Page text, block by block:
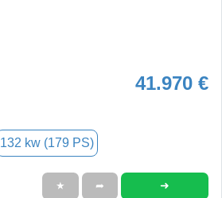
41.970 €
132 kw (179 PS)
★ ➦ ➜